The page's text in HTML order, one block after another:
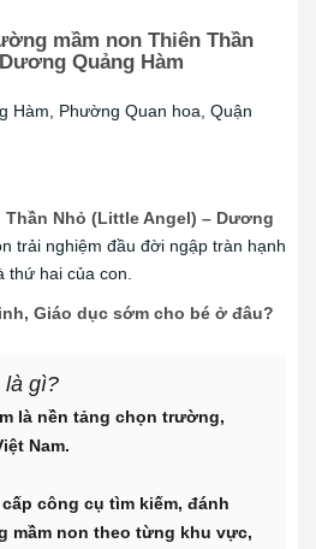
mầm non Thiên Thần
Quảng Hàm
Hàm, Phường Quan hoa, Quận
Nhỏ (Little Angel) – Dương
trải nghiệm đầu đời ngập tràn hạnh
thứ hai của con.
Giáo dục sớm cho bé ở đâu?
là gì?
là nền tảng chọn trường,
Nam.
công cụ tìm kiếm, đánh
mầm non theo từng khu vực,